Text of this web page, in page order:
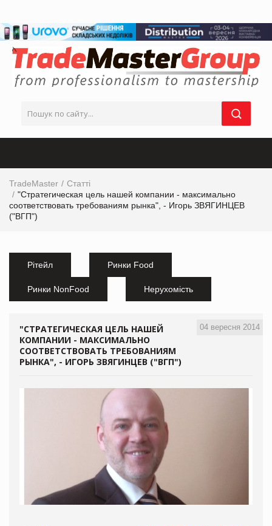
TradeMaster
Статті
"Стратегическая цель нашей компании - максимально
соответствовать требованиям рынка", - Игорь ЗВЯГИНЦЕВ
("ВГП")
Рітейл Ринки Food
Ринки NonFood Нерухомість
04 вересня 2014
"СТРАТЕГИЧЕСКАЯ ЦЕЛЬ НАШЕЙ
КОМПАНИИ - МАКСИМАЛЬНО
СООТВЕТСТВОВАТЬ ТРЕБОВАНИЯМ
РЫНКА", - ИГОРЬ ЗВЯГИНЦЕВ ("ВГП")